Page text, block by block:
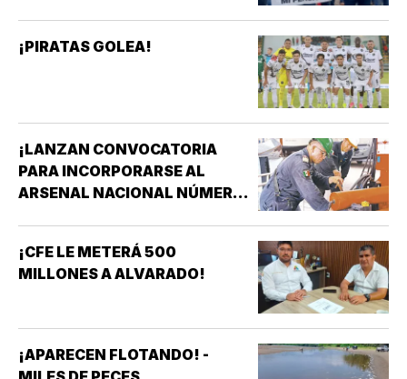
¡PIRATAS GOLEA!
¡LANZAN CONVOCATORIA
PARA INCORPORARSE AL
ARSENAL NACIONAL NÚMERO
¡CFE LE METERÁ 500
MILLONES A ALVARADO!
¡APARECEN FLOTANDO! -